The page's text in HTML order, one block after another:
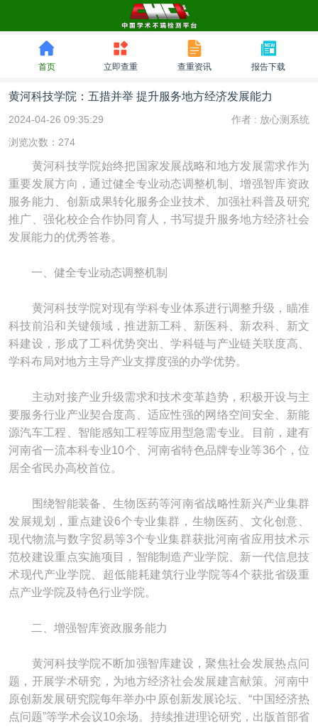
首页 立即查重 查重资讯 报告下载
黄河科技学院：五措并举 提升服务地方经济发展能力
2024-04-26 09:35:29 作者 : 放心测系统
浏览次数：274
黄河科技学院始终把国家发展战略和地方发展需求作为
重要发展方向，通过健全专业动态调整机制、增强智库资政
服务能力、创新成果转化服务企业技术、加强社科普及研究
推广、强化校企合作协同育人，书写提升服务地方经济社会
发展能力的优秀答卷。
一、健全专业动态调整机制
黄河科技学院对现有学科专业体系进行调整升级，瞄准
科技前沿和关键领域，推进新工科、新医科、新农科、新文
科建设，形成了工科优势突出、学科链与产业链关联度高、
学科布局对地方主导产业支撑度强的办学优势。
主动对接产业升级需求和技术变革趋势，积极开设与主
要服务行业产业契合度高、适应性强的网络空间安全、新能
源汽车工程、智能感知工程等应用型急需专业。目前，建有
河南省一流本科专业10个、河南省特色品牌专业等36个，位
居全省民办高校首位。
围绕智能装备、生物医药等河南省战略性新兴产业集群
发展规划，重点建设6个专业集群，生物医药、文化创意、
现代物流与数字贸易等3个专业集群获批河南省应用技术示
范校建设重点实施项目，智能制造产业学院、新一代信息技
术现代产业学院、超低能耗建筑行业学院等4个获批省级重
点产业学院及特色行业学院。
二、增强智库资政服务能力
黄河科技学院不断加强智库建设，聚焦社会发展热点问
题，开展学术研究，为地方经济社会发展建言献策。河南中
原创新发展研究院每年举办中原创新发展论坛、“中国经济热
点问题”等学术会议10余场。持续推进理论研究，出版首部省